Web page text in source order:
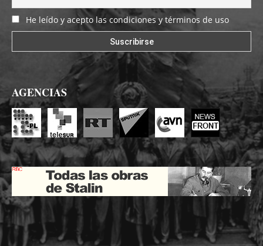
He leído y acepto las condiciones y términos de uso
AGENCIAS